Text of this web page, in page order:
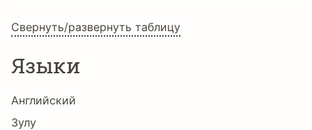
Свернуть/развернуть таблицу
Языки
Английский
Зулу